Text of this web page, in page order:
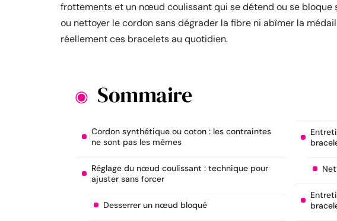
frottements et un nœud coulissant qui se détend ou se bloque
ou nettoyer le cordon sans dégrader la fibre ni abîmer la
réellement ces bracelets au quotidien.
Sommaire
Cordon synthétique ou coton : les contraintes
ne sont pas les mêmes
Réglage du nœud coulissant : technique pour
ajuster sans forcer
Desserrer un nœud bloqué